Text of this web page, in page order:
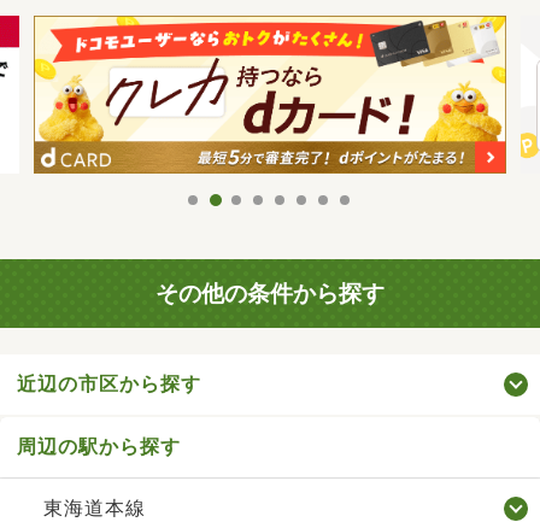
その他の条件から探す
近辺の市区から探す
周辺の駅から探す
東海道本線